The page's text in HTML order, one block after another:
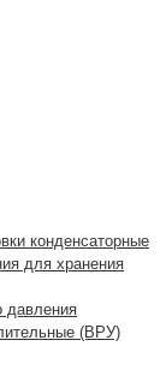
конденсаторные
для хранения
давления
(ВРУ)